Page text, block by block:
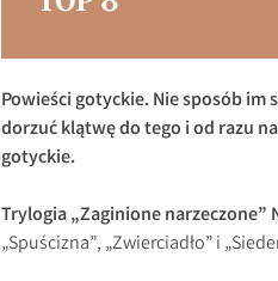
Powieści gotyckie. Nie sposób
dorzuć klątwę do tego i od razu
gotyckie.
Trylogia „Zaginione narzeczone”
„Spuścizna”, „Zwierciadło” i